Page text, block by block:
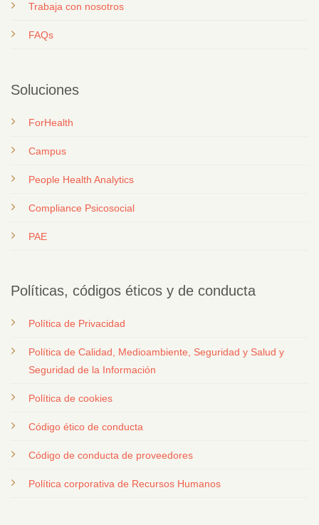
Trabaja con nosotros
FAQs
Soluciones
ForHealth
Campus
People Health Analytics
Compliance Psicosocial
PAE
Políticas, códigos éticos y de conducta
Política de Privacidad
Política de Calidad, Medioambiente, Seguridad y Salud y
Seguridad de la Información
Política de cookies
Código ético de conducta
Código de conducta de proveedores
Política corporativa de Recursos Humanos